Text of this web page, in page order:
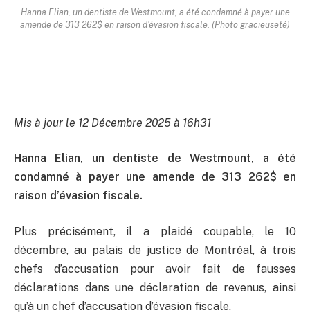
Hanna Elian, un dentiste de Westmount, a été condamné à payer une
amende de 313 262$ en raison d'évasion fiscale. (Photo gracieuseté)
Mis à jour le 12 Décembre 2025 à 16h31
Hanna Elian, un dentiste de Westmount, a été
condamné à payer une amende de 313 262$ en
raison d’évasion fiscale.
Plus précisément, il a plaidé coupable, le 10
décembre, au palais de justice de Montréal, à trois
chefs d’accusation pour avoir fait de fausses
déclarations dans une déclaration de revenus, ainsi
qu’à un chef d’accusation d’évasion fiscale.